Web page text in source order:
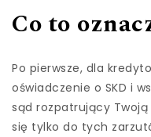
Co to
Po pierwsze, dla
oświadczenie o SKD i
sąd rozpatrujący
się tylko do tych